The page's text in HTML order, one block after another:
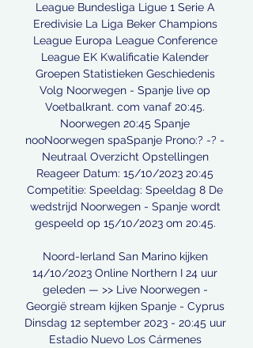
League Bundesliga Ligue 1 Serie A
Eredivisie La Liga Beker Champions
League Europa League Conference
League EK Kwalificatie Kalender
Groepen Statistieken Geschiedenis
Volg Noorwegen - Spanje live op
Voetbalkrant. com vanaf 20:45.
Noorwegen 20:45 Spanje
nooNoorwegen spaSpanje Prono:? -? -
Neutraal Overzicht Opstellingen
Reageer Datum: 15/10/2023 20:45
Competitie: Speeldag: Speeldag 8 De
wedstrijd Noorwegen - Spanje wordt
gespeeld op 15/10/2023 om 20:45.
Noord-Ierland San Marino kijken
14/10/2023 Online Northern I 24 uur
geleden — >> Live Noorwegen -
Georgië stream kijken Spanje - Cyprus
Dinsdag 12 september 2023 - 20:45 uur
Estadio Nuevo Los Cármenes